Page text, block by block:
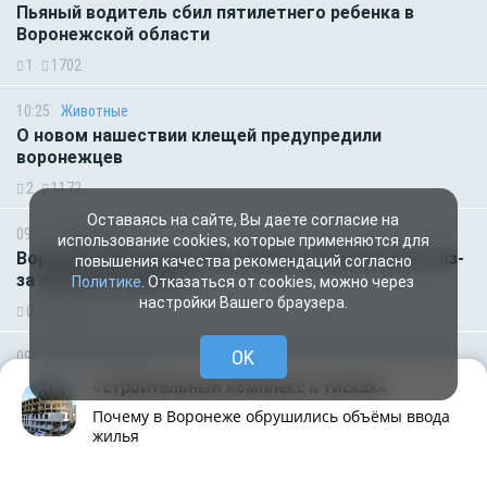
Пьяный водитель сбил пятилетнего ребенка в
Воронежской области
1 1702
10:25 Животные
О новом нашествии клещей предупредили
воронежцев
2 1172
09:57 Транспорт
Воронежский перевозчик попал в чёрный список из-
за срыва контракта
0
09:27
Мотоцикл столкнулся с иномаркой в Воронеже:
есть пострадавшие
0 1753
«Строительный комплекс в тисках»
Почему в Воронеже обрушились объёмы ввода
жилья
Оставаясь на сайте, Вы даете согласие на
использование cookies, которые применяются для
повышения качества рекомендаций согласно
Политике . Отказаться от cookies, можно через
настройки Вашего браузера.
OK